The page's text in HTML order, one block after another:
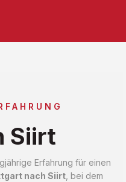
Siirt
Erfahrung für einen
nach Siirt , bei dem